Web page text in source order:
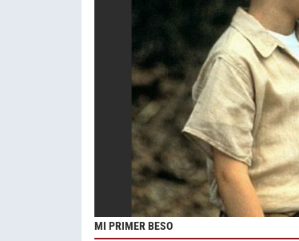
MI PRIMER BESO